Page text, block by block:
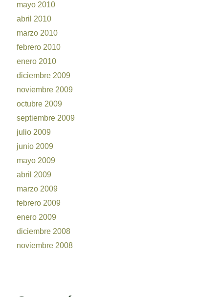
mayo 2010
abril 2010
marzo 2010
febrero 2010
enero 2010
diciembre 2009
noviembre 2009
octubre 2009
septiembre 2009
julio 2009
junio 2009
mayo 2009
abril 2009
marzo 2009
febrero 2009
enero 2009
diciembre 2008
noviembre 2008